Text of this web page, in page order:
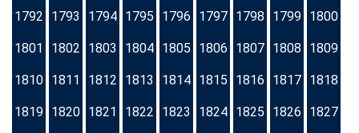
1792 1793 1794 1795 1796 1797 1798 1799 1800
1801 1802 1803 1804 1805 1806 1807 1808 1809
1810 1811 1812 1813 1814 1815 1816 1817 1818
1819 1820 1821 1822 1823 1824 1825 1826 1827